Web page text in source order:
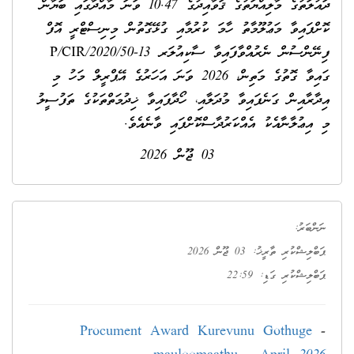
ދައުލަތުގެ މާލިއްޔަތުގެ ޤަވާއިދުގެ 10.47 ވަނަ މާއްދާގައި ބަޔާން
ކޮށްފައިވާ މަޢުލޫމާތު ހާމަ ކުރުމާއި ގުޅޭގޮތުން މިނިސްޓްރީ އޮފް
ފިނޭންސުން ނެރުއްވާފައިވާ ސާކިއުލަރ 13-P/CIR/2020/50
ގައިވާ ގޮތުގެ މަތިން، 2026 ވަނަ އަހަރުގެ އޭޕްރީލް މަހު މި
އިދާރާއިން ގަނެފައިވާ މުދަލާއި، ހޯދާފައިވާ ޚިދުމަތްތަކުގެ ތަފުސީލު
މި އިޢުލާނާއެކު އެއްކަރުދާސްކޮށްފައި ވާނެއެވެ.
03 ޖޫން 2026
ނަންބަރު:
ޕަބްލިޝްކުރި ތާރީޚު: 03 ޖޫން 2026
ޕަބްލިޝްކުރި ގަޑި: 22:59
-
Procument Award Kurevunu Gothuge